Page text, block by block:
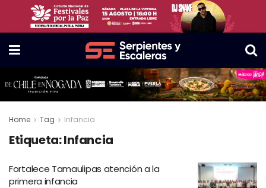
Home Tag Infancia
Etiqueta:Infancia
Fortalece Tamaulipas atención a la
primera infancia